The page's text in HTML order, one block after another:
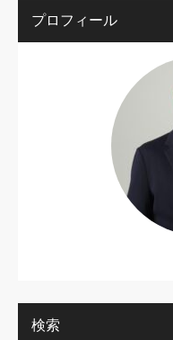
プロフィール
検索